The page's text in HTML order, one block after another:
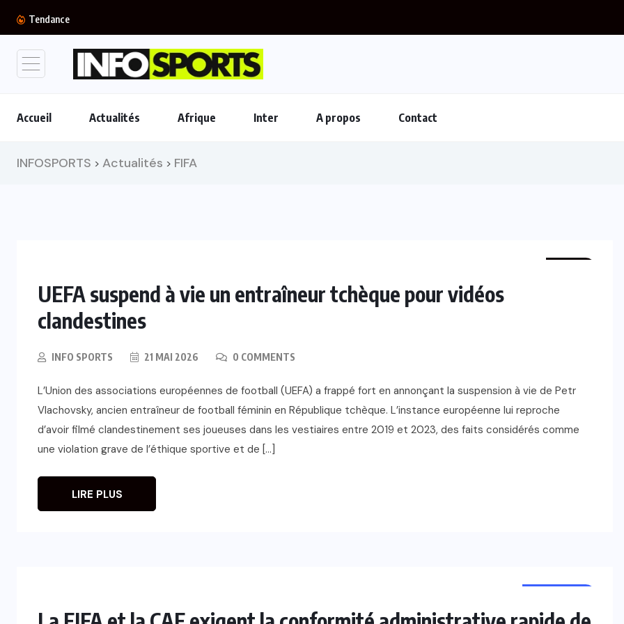
Tendance
Accueil Actualités Afrique Inter A propos Contact
INFOSPORTS > Actualités > FIFA
UEFA suspend à vie un entraîneur tchèque pour vidéos
clandestines
INFO SPORTS 21 MAI 2026 0 COMMENTS
L’Union des associations européennes de football (UEFA) a frappé fort en annonçant la suspension à vie de Petr
Vlachovsky, ancien entraîneur de football féminin en République tchèque. L’instance européenne lui reproche
d’avoir filmé clandestinement ses joueuses dans les vestiaires entre 2019 et 2023, des faits considérés comme
une violation grave de l’éthique sportive et de […]
LIRE PLUS
INTER
FIFA : Mattias Grafström évoque
des événements “tristes et